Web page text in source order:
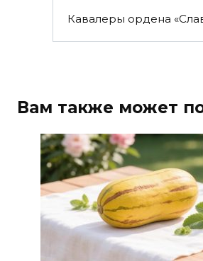
Кавалеры ордена
Вам также может